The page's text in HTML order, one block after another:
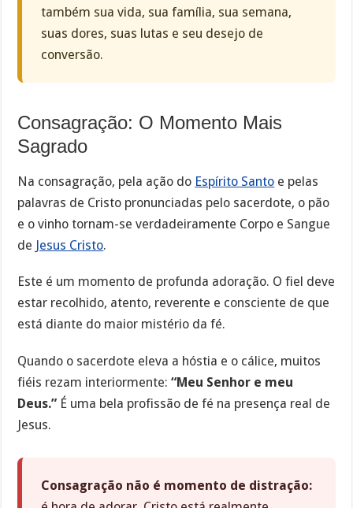
também sua vida, sua família, sua semana,
suas dores, suas lutas e seu desejo de
conversão.
Consagração: O Momento Mais
Sagrado
Na consagração, pela ação do Espírito Santo e pelas
palavras de Cristo pronunciadas pelo sacerdote, o pão
e o vinho tornam-se verdadeiramente Corpo e Sangue
de Jesus Cristo.
Este é um momento de profunda adoração. O fiel deve
estar recolhido, atento, reverente e consciente de que
está diante do maior mistério da fé.
Quando o sacerdote eleva a hóstia e o cálice, muitos
fiéis rezam interiormente:“Meu Senhor e meu
Deus.” É uma bela profissão de fé na presença real de
Jesus.
Consagração não é momento de distração: